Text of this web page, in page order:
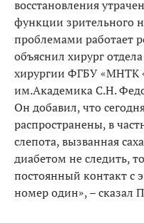
восстановления
функции зрительного
проблемами работает
объяснил хирург
хирургии ФГБУ «МНТК
им.Академика С.Н.
Он добавил, что
распространены, в
слепота, вызванная
диабетом не следить,
постоянный контакт с
номер один», – сказал